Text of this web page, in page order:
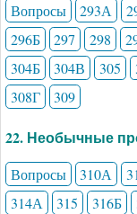
Вопросы 293А
296Б
297 298
304Б
304В 305
308Г
309
22. Необычные
Вопросы 310А
314А
315 316Б